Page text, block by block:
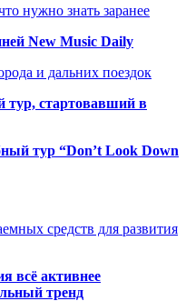
нужно знать заранее
New Music Daily
и дальних поездок
тур, стартовавший в
тур “Don’t Look Down
средств для развития
всё активнее
тренд